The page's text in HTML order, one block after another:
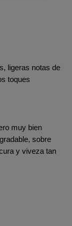
ligeras notas de
toques
muy bien
sobre
y viveza tan